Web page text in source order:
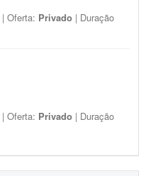
| Oferta: Privado | Duração
| Oferta: Privado | Duração